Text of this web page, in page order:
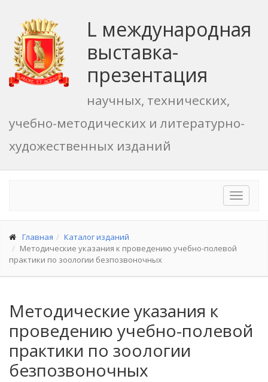
L международная
выставка-
презентация
научных, технических,
учебно-методических и литературно-
художественных изданий
Toggle
Главная
Каталог изданий
Методические указания к проведению учебно-полевой
практики по зоологии безпозвоночных
Методические указания к
проведению учебно-полевой
практики по зоологии
безпозвоночных